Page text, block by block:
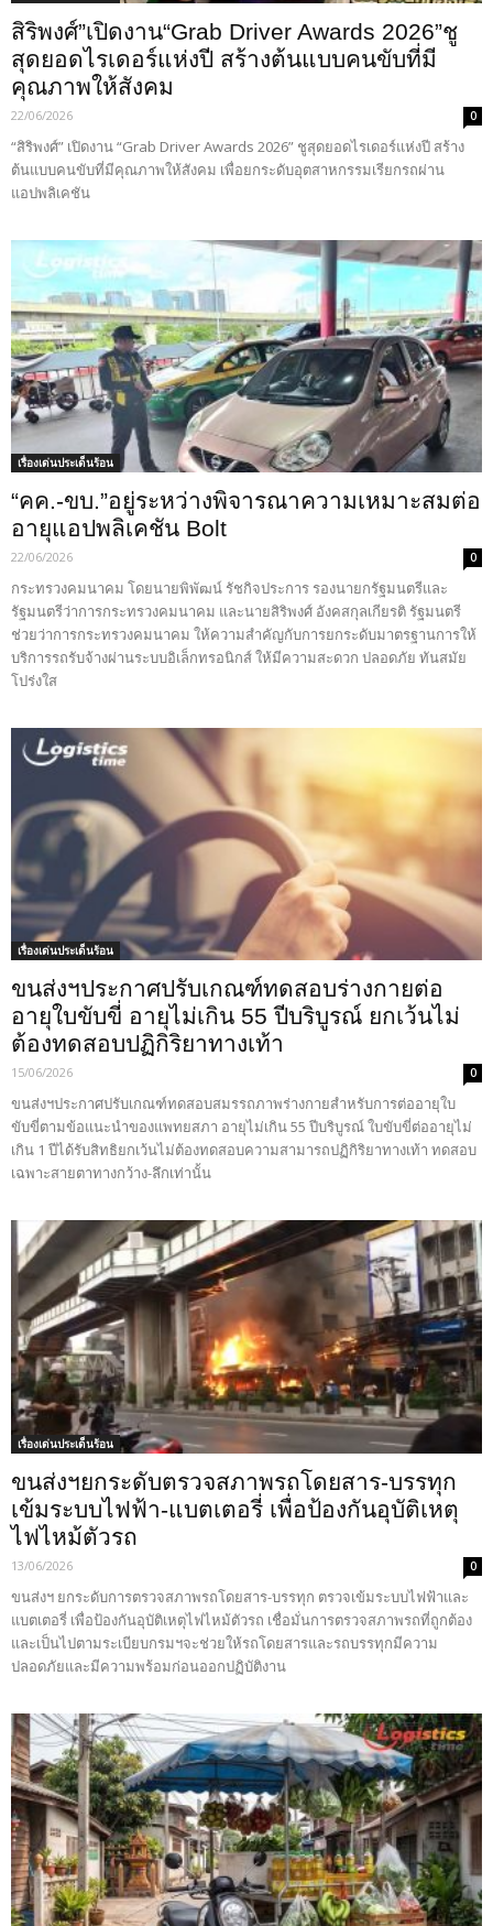
สิริพงศ์”เปิดงาน“Grab Driver Awards 2026”ชู
สุดยอดไรเดอร์แห่งปี สร้างต้นแบบคนขับที่มี
คุณภาพให้สังคม
22/06/2026 0
“สิริพงศ์” เปิดงาน “Grab Driver Awards 2026” ชูสุดยอดไรเดอร์แห่งปี สร้าง
ต้นแบบคนขับที่มีคุณภาพให้สังคม เพื่อยกระดับอุตสาหกรรมเรียกรถผ่าน
แอปพลิเคชัน
เรื่องเด่นประเด็นร้อน
“คค.-ขบ.”อยู่ระหว่างพิจารณาความเหมาะสมต่อ
อายุแอปพลิเคชัน Bolt
22/06/2026 0
กระทรวงคมนาคม โดยนายพิพัฒน์ รัชกิจประการ รองนายกรัฐมนตรีและ
รัฐมนตรีว่าการกระทรวงคมนาคม และนายสิริพงศ์ อังคสกุลเกียรติ รัฐมนตรี
ช่วยว่าการกระทรวงคมนาคม ให้ความสำคัญกับการยกระดับมาตรฐานการให้
บริการรถรับจ้างผ่านระบบอิเล็กทรอนิกส์ ให้มีความสะดวก ปลอดภัย ทันสมัย
โปร่งใส
เรื่องเด่นประเด็นร้อน
ขนส่งฯประกาศปรับเกณฑ์ทดสอบร่างกายต่อ
อายุใบขับขี่ อายุไม่เกิน 55 ปีบริบูรณ์ ยกเว้นไม่
ต้องทดสอบปฏิกิริยาทางเท้า
15/06/2026 0
ขนส่งฯประกาศปรับเกณฑ์ทดสอบสมรรถภาพร่างกายสำหรับการต่ออายุใบ
ขับขี่ตามข้อแนะนำของแพทยสภา อายุไม่เกิน 55 ปีบริบูรณ์ ใบขับขี่ต่ออายุไม่
เกิน 1 ปีได้รับสิทธิยกเว้นไม่ต้องทดสอบความสามารถปฏิกิริยาทางเท้า ทดสอบ
เฉพาะสายตาทางกว้าง-ลึกเท่านั้น
เรื่องเด่นประเด็นร้อน
ขนส่งฯยกระดับตรวจสภาพรถโดยสาร-บรรทุก
เข้มระบบไฟฟ้า-แบตเตอรี่ เพื่อป้องกันอุบัติเหตุ
ไฟไหม้ตัวรถ
13/06/2026 0
ขนส่งฯ ยกระดับการตรวจสภาพรถโดยสาร-บรรทุก ตรวจเข้มระบบไฟฟ้าและ
แบตเตอรี่ เพื่อป้องกันอุบัติเหตุไฟไหม้ตัวรถ เชื่อมั่นการตรวจสภาพรถที่ถูกต้อง
และเป็นไปตามระเบียบกรมฯจะช่วยให้รถโดยสารและรถบรรทุกมีความ
ปลอดภัยและมีความพร้อมก่อนออกปฏิบัติงาน